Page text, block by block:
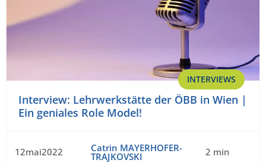
INTERVIEWS
Interview: Lehrwerkstätte der ÖBB in Wien |
Ein geniales Role Model!
12mai2022 Catrin MAYERHOFER-
TRAJKOVSKI 2 min